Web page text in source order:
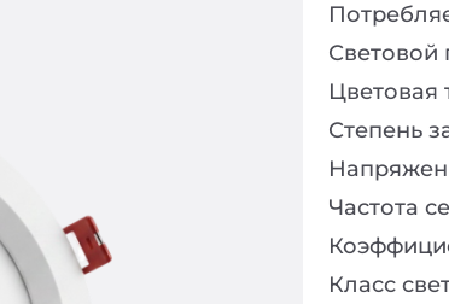
Световой
Цветовая
Степень
Частота
Класс